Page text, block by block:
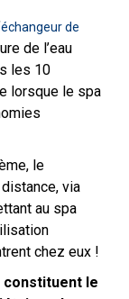
échangeur de
de l’eau
les 10
lorsque le spa
le
via
au spa
chez eux !
constituent le